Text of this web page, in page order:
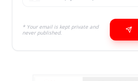
* Your email is kept private and
never published.